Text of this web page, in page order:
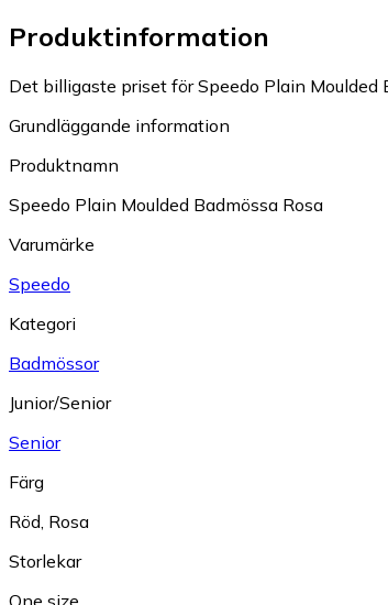
Produktinformation
Det billigaste priset för Speedo Plain Moulded
Grundläggande information
Produktnamn
Speedo Plain Moulded Badmössa Rosa
Varumärke
Speedo
Kategori
Badmössor
Junior/Senior
Senior
Färg
Röd Rosa
Storlekar
One size